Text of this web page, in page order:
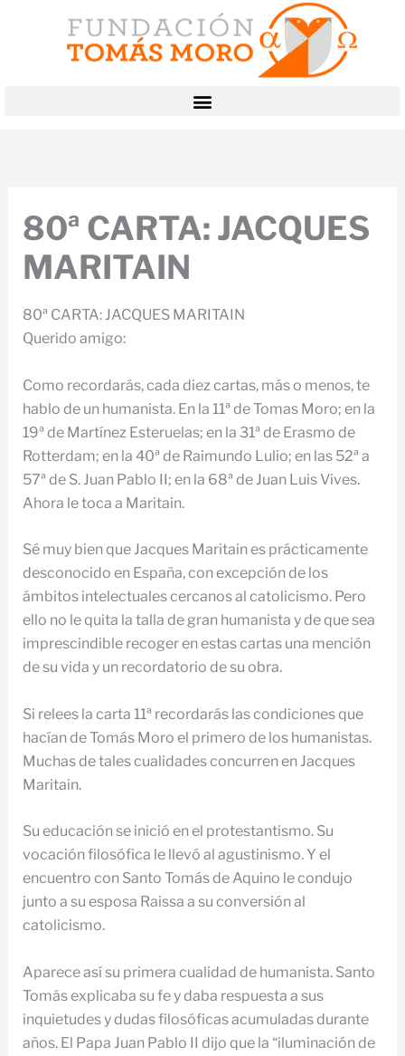
80ª CARTA: JACQUES
MARITAIN
80ª CARTA: JACQUES MARITAIN
Querido amigo:
Como recordarás, cada diez cartas, más o menos, te
hablo de un humanista. En la 11ª de Tomas Moro; en la
19ª de Martínez Esteruelas; en la 31ª de Erasmo de
Rotterdam; en la 40ª de Raimundo Lulio; en las 52ª a
57ª de S. Juan Pablo II; en la 68ª de Juan Luis Vives.
Ahora le toca a Maritain.
Sé muy bien que Jacques Maritain es prácticamente
desconocido en España, con excepción de los
ámbitos intelectuales cercanos al catolicismo. Pero
ello no le quita la talla de gran humanista y de que sea
imprescindible recoger en estas cartas una mención
de su vida y un recordatorio de su obra.
Si relees la carta 11ª recordarás las condiciones que
hacían de Tomás Moro el primero de los humanistas.
Muchas de tales cualidades concurren en Jacques
Maritain.
Su educación se inició en el protestantismo. Su
vocación filosófica le llevó al agustinismo. Y el
encuentro con Santo Tomás de Aquino le condujo
junto a su esposa Raissa a su conversión al
catolicismo.
Aparece así su primera cualidad de humanista. Santo
Tomás explicaba su fe y daba respuesta a sus
inquietudes y dudas filosóficas acumuladas durante
años. El Papa Juan Pablo II dijo que la “iluminación de